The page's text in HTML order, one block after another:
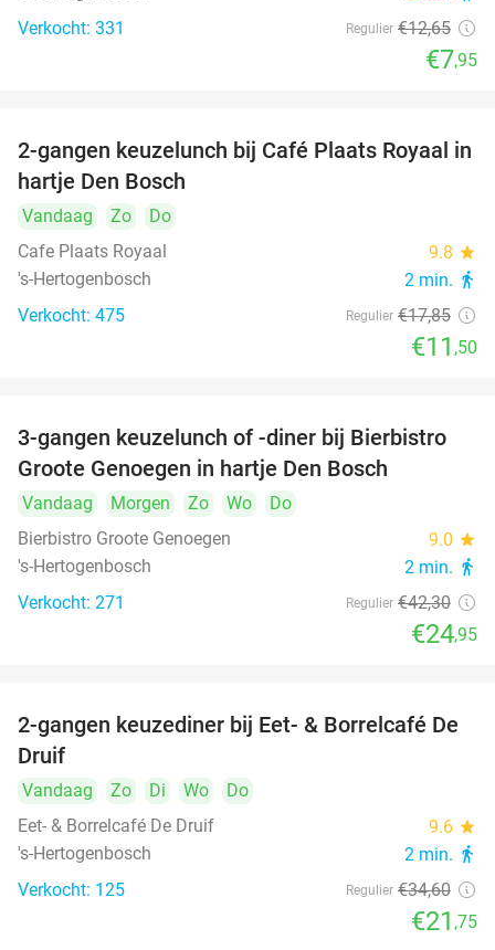
Verkocht: 331 Regulier €12,65
€7,95
36%
2-gangen keuzelunch bij Café Plaats Royaal in
hartje Den Bosch
Vandaag Zo
Do
Cafe Plaats Royaal
9.8 star
's-Hertogenbosch 2 min. directions_walk
Verkocht: 475 Regulier €17,85
€11 ,50
41%
3-gangen keuzelunch of -diner bij Bierbistro
Groote Genoegen in hartje Den Bosch
Vandaag Morgen Zo Wo
Do
Bierbistro Groote Genoegen
9.0 star
's-Hertogenbosch 2 min. directions_walk
Verkocht: 271 Regulier €42,30
€24,95
37%
2-gangen keuzediner bij Eet- & Borrelcafé De
Druif
Vandaag Zo Di Wo
Do
Eet- & Borrelcafé De Druif
9.6 star
's-Hertogenbosch 2 min. directions_walk
Verkocht: 125 Regulier €34,60
€21 ,75